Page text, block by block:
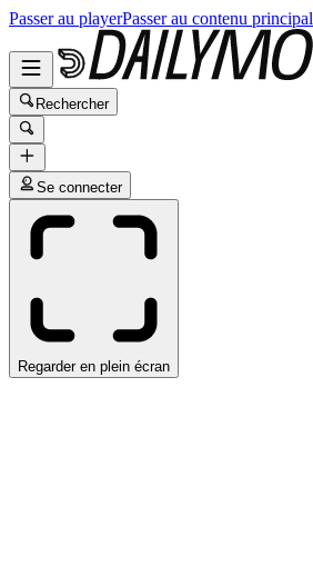
Passer au playerPasser au contenu principal
Rechercher
Se connecter
Regarder en plein écran